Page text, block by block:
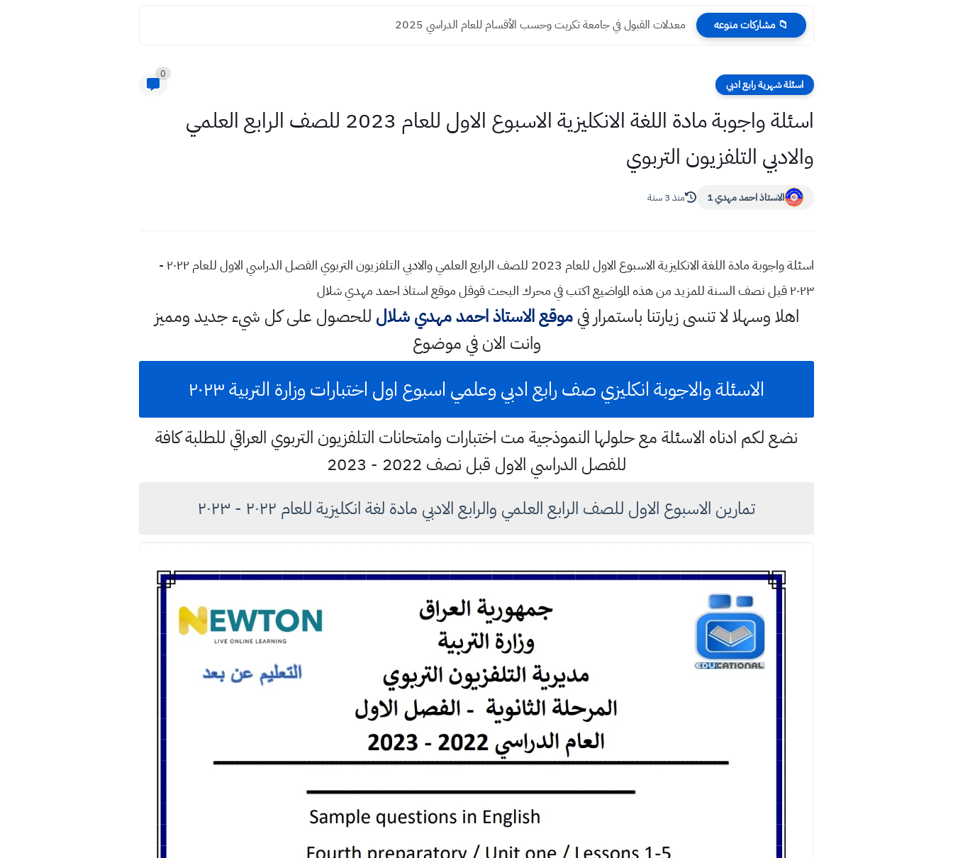
📁 مشاركات منوعه معدلات القبول في جامعة تكريت وحسب الأقسام للعام الدراسي 2025
اسئلة شهرية رابع ادبي
0
اسئلة واجوبة مادة اللغة الانكليزية الاسبوع الاول للعام 2023 للصف الرابع العلمي
والادبي التلفزيون التربوي
الاستاذ احمد مهدي 1 منذ 3 سنة
اسئلة واجوبة مادة اللغة الانكليزية الاسبوع الاول للعام 2023 للصف الرابع العلمي والادبي التلفزيون التربوي الفصل الدراسي الاول للعام ٢٠٢٢ -
٢٠٢٣ قبل نصف السنة للمزيد من هذه المواضيع اكتب في محرك البحث قوقل موقع استاذ احمد مهدي شلال
اهلا وسهلالا تنسى زيارتنا باستمرار فيموقع الاستاذ احمد مهدي شلال للحصول على كل شيء جديد ومميز
وانت الان في موضوع
الاسئلة والاجوبة انكليزي صف رابع ادبي وعلمي اسبوع اول اختبارات وزارة التربية ٢٠٢٣
نضع لكم ادناه الاسئلة مع حلولها النموذجية مت اختبارات وامتحانات التلفزيون التربوي العراقي للطلبة كافة
للفصل الدراسي الاول قبل نصف 2022 - 2023
تمارين الاسبوع الاول للصف الرابع العلمي والرابع الادبي مادة لغة انكليزية للعام ٢٠٢٢ - ٢٠٢٣